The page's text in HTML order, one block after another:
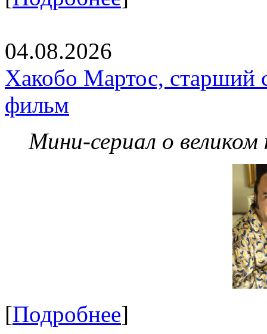
04.08.2026
Хакобо Мартос, старший
фильм
Мини-сериал о великом
[Подробнее]